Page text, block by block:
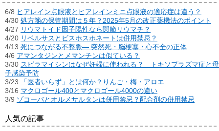
6/8 ヒアレイン点眼液とヒアレインミニ点眼液の適応症は違う？
4/30 処方箋の保管期間は５年？2025年5月の改正薬機法のポイント
4/27 リウマトイド因子陽性なら関節リウマチ？
4/20 リベルサスとビスホスホネートは併用禁忌？
4/13 死につながる不整脈― 突然死・脳梗塞・心不全の正体
4/6 アマンタジンとメマンチンは似ている？
3/30 スピラマイシンはなぜ妊婦に使われる？―トキソプラズマ症と母
子感染予防
3/23
「医者いらず」とは何か？りんご・梅・アロエ
3/16 マクロゴール400とマクロゴール4000の違い
3/9 ゾコーバとオルメサルタンは併用禁忌？配合剤の併用禁忌
人気の記事